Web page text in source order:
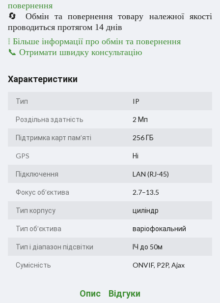
повернення
🔄 Обмін та повернення товару належної якості
проводиться протягом 14 днів
❕ Більше інформації про обмін та повернення
📞 Отримати швидку консультацію
Характеристики
Тип IP
Роздільна здатність 2 Мп
Підтримка карт пам’яті 256 ГБ
GPS Ні
Підключення LAN (RJ-45)
Фокус об’єктива 2.7–13.5
Тип корпусу циліндр
Тип об’єктива варіофокальний
Тип і діапазон підсвітки ІЧ до 50м
Сумісність ONVIF, P2P, Ajax
Опис Відгуки